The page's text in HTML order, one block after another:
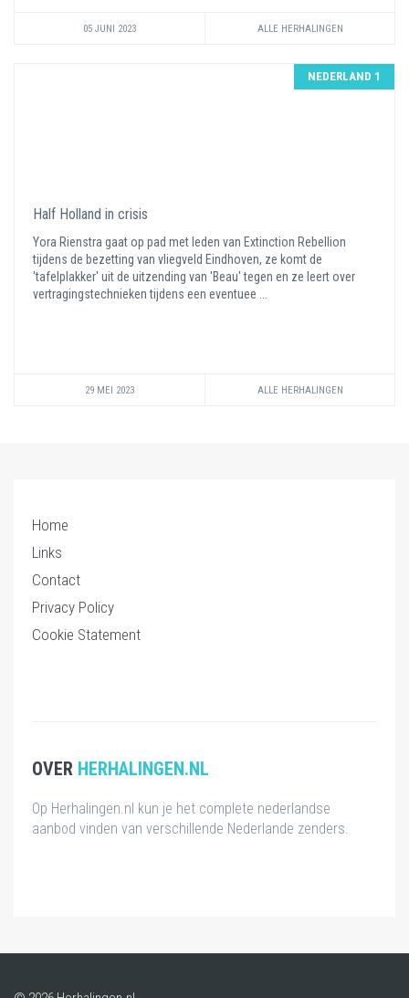
05 JUNI 2023 ALLE HERHALINGEN
NEDERLAND 1
Half Holland in crisis
Yora Rienstra gaat op pad met leden van Extinction Rebellion
tijdens de bezetting van vliegveld Eindhoven, ze komt de
'tafelplakker' uit de uitzending van 'Beau' tegen en ze leert over
vertragingstechnieken tijdens een eventuee ...
29 MEI 2023 ALLE HERHALINGEN
Home
Links
Contact
Privacy Policy
Cookie Statement
OVER HERHALINGEN.NL
Op Herhalingen.nl kun je het complete nederlandse
aanbod vinden van verschillende Nederlande zenders.